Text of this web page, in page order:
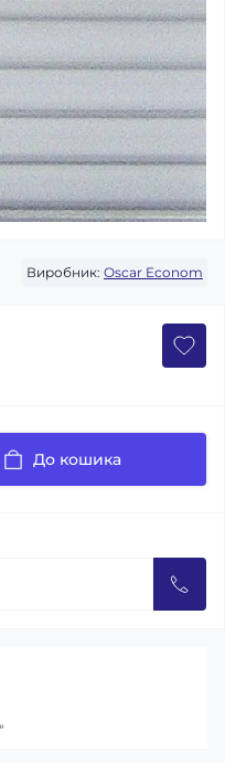
Виробник: Oscar Econom
До кошика